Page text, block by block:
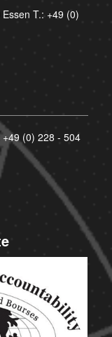
T.: +49 (0)
+49 (0) 228 - 504